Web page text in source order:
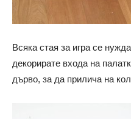
Всяка стая за игра се
декорирате входа на
дърво, за да прилича на